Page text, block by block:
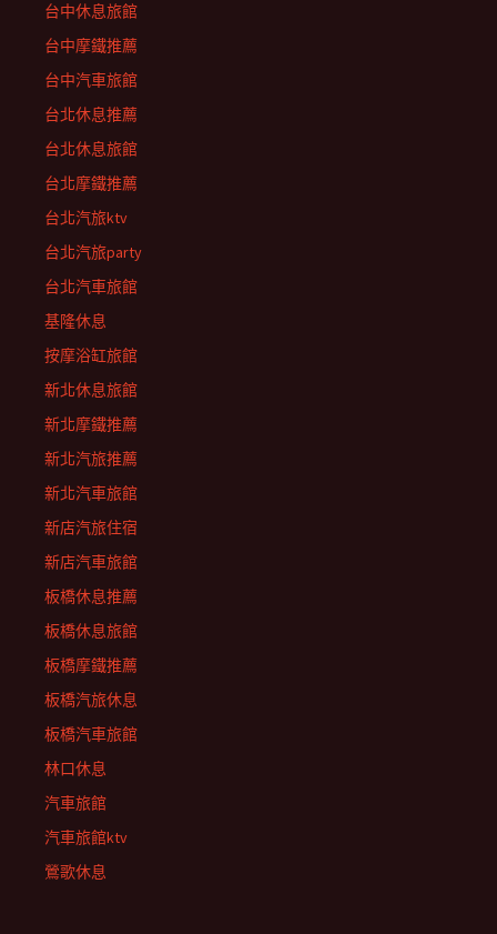
台中休息旅館
台中摩鐵推薦
台中汽車旅館
台北休息推薦
台北休息旅館
台北摩鐵推薦
台北汽旅ktv
台北汽旅party
台北汽車旅館
基隆休息
按摩浴缸旅館
新北休息旅館
新北摩鐵推薦
新北汽旅推薦
新北汽車旅館
新店汽旅住宿
新店汽車旅館
板橋休息推薦
板橋休息旅館
板橋摩鐵推薦
板橋汽旅休息
板橋汽車旅館
林口休息
汽車旅館
汽車旅館ktv
鶯歌休息